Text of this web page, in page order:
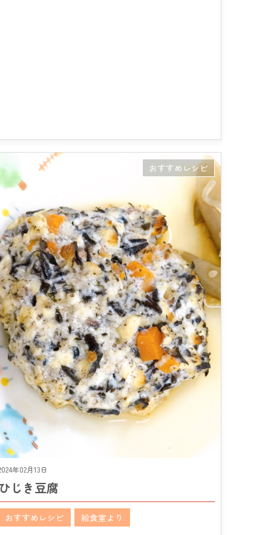
年02月13日
じき豆腐
おすすめレシピ
おすすめレシピ 給食室より